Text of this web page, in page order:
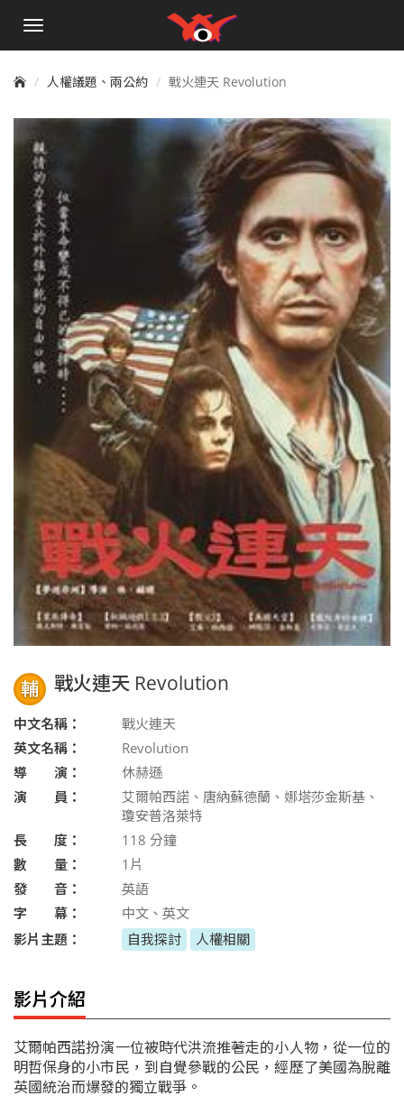
手
單
人權議題、兩公約 戰火連天 Revolution
輔 戰火連天 Revolution
中文名稱：
戰火連天
英文名稱：
Revolution
導 演：
休赫遜
演 員：
艾爾帕西諾、唐納蘇德蘭、娜塔莎金斯基、
瓊安普洛萊特
長 度：
118 分鐘
數 量：
1片
發 音：
英語
字 幕：
中文、英文
影片主題：
自我探討 人權相關
影片介紹
艾爾帕西諾扮演一位被時代洪流推著走的小人物，從一位的
明哲保身的小市民，到自覺參戰的公民，經歷了美國為脫離
英國統治而爆發的獨立戰爭。